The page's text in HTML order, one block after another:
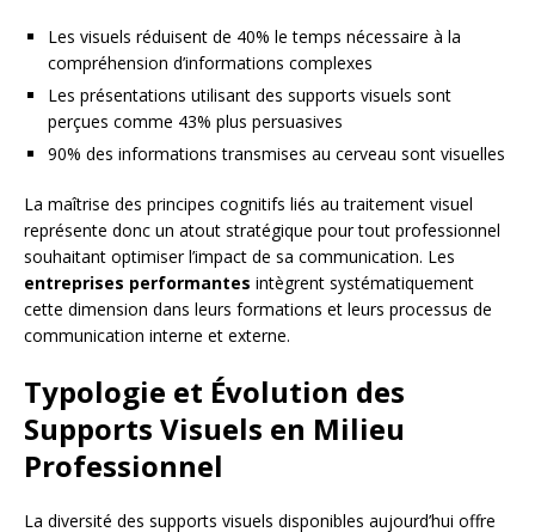
Les visuels réduisent de 40% le temps nécessaire à la
compréhension d’informations complexes
Les présentations utilisant des supports visuels sont
perçues comme 43% plus persuasives
90% des informations transmises au cerveau sont visuelles
La maîtrise des principes cognitifs liés au traitement visuel
représente donc un atout stratégique pour tout professionnel
souhaitant optimiser l’impact de sa communication. Les
entreprises performantes intègrent systématiquement
cette dimension dans leurs formations et leurs processus de
communication interne et externe.
Typologie et Évolution des
Supports Visuels en Milieu
Professionnel
La diversité des supports visuels disponibles aujourd’hui offre